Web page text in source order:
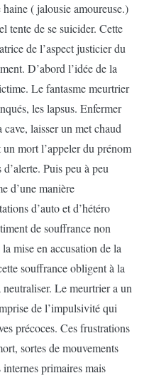
( jalousie amoureuse.)
tente de se suicider. Cette
de l’aspect justicier du
D’abord l’idée de la
Le fantasme meurtrier
les lapsus. Enfermer
laisser un met chaud
mort l’appeler du prénom
Puis peu à peu
d’une manière
d’auto et d’hétéro
de souffrance non
mise en accusation de la
souffrance obligent à la
Le meurtrier a un
de l’impulsivité qui
précoces. Ces frustrations
sortes de mouvements
primaires mais